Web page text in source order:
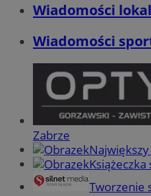
Wiadomości
Wiadomości
Zabrze
Tworzenie